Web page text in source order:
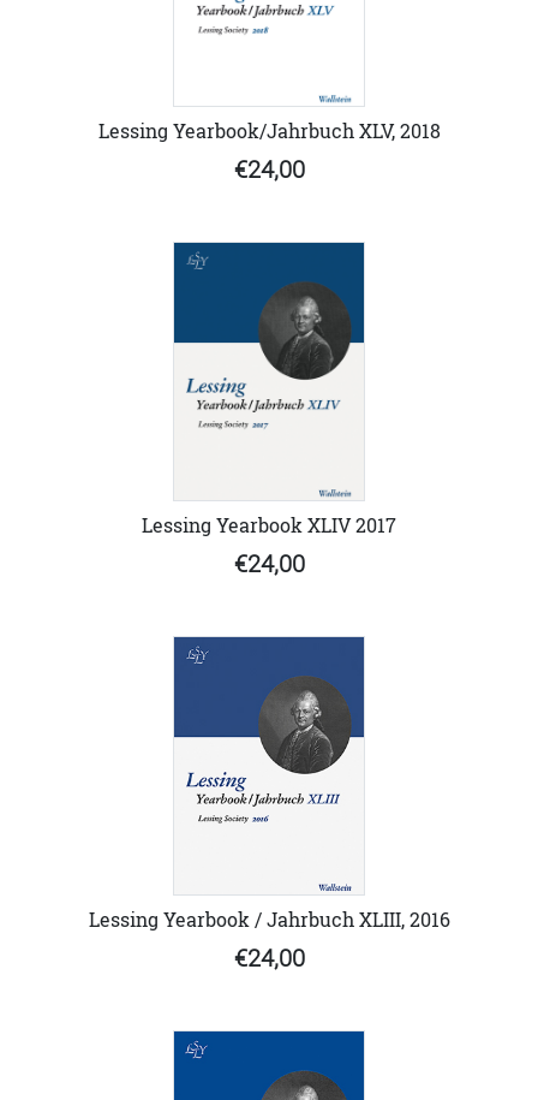
Lessing Yearbook/Jahrbuch XLV, 2018
€24,00
Lessing Yearbook XLIV 2017
€24,00
Lessing Yearbook / Jahrbuch XLIII, 2016
€24,00